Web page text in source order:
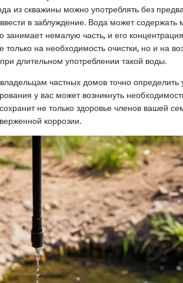
из скважины можно употреблять без
в заблуждение. Вода может содержать
занимает немалую часть, и его
на необходимость очистки, но и на
длительном употреблении такой воды.
частных домов точно определить
у вас может возникнуть
не только здоровье членов вашей
коррозии.